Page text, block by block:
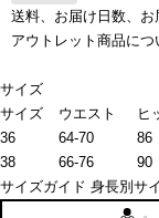
送料、お届け日数、
アウトレット商品につ
サイズ
サイズ
ウエスト ヒ
36
64-70 86
38
66-76 90
サイズガイド 身長別サ